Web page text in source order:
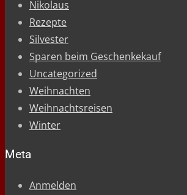
Nikolaus
Rezepte
Silvester
Sparen beim Geschenkekauf
Uncategorized
Weihnachten
Weihnachtsreisen
Winter
Meta
Anmelden